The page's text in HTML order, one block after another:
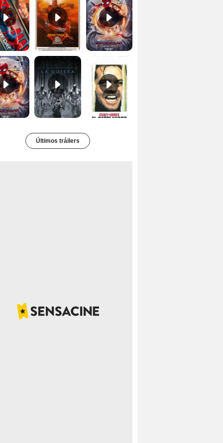
Tráiler 'Spider-Man: No Way Home' La Odisea Tráiler (3) El resplandor Tráiler
Últimos tráilers